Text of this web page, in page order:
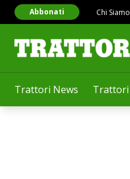
Trattori News Trattori
Abbonati Chi Siamo